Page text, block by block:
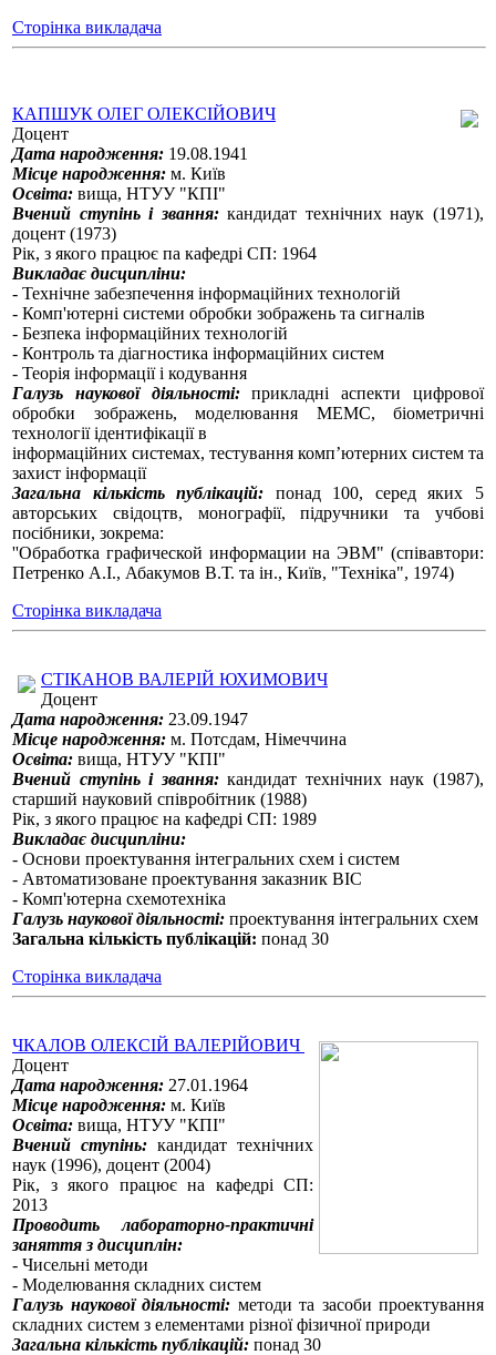
Сторінка викладача
КАПШУК ОЛЕГ ОЛЕКСІЙОВИЧ
Доцент
Дата народження: 19.08.1941
Місце народження: м. Київ
Освіта: вища, НТУУ "КПІ"
Вчений ступінь і звання:кандидат технічних наук (1971),
доцент (1973)
Рік, з якого працює па кафедрі СП: 1964
Викладає дисципліни:
- Технічне забезпечення інформаційних технологій
- Комп'ютерні системи обробки зображень та сигналів
- Безпека інформаційних технологій
- Контроль та діагностика інформаційних систем
- Теорія інформації і кодування
Галузь наукової діяльності:прикладні аспекти цифрової
обробки зображень, моделювання МЕМС, біометричні
технології ідентифікації в
інформаційних системах, тестування комп’ютерних систем та
захист інформації
Загальна кількість публікацій: понад 100, серед яких 5
авторських свідоцтв, монографії, підручники та учбові
посібники, зокрема:
''Обработка графической информации на ЭВМ" (співавтори:
Петренко А.І., Абакумов В.Т. та ін., Київ, "Техніка", 1974)
Сторінка викладача
СТІКАНОВ ВАЛЕРІЙ ЮХИМОВИЧ
Доцент
Дата народження: 23.09.1947
Місце народження: м. Потсдам, Німеччина
Освіта: вища, НТУУ "КПІ"
Вчений ступінь і звання:кандидат технічних наук (1987),
старший науковий співробітник (1988)
Рік, з якого працює на кафедрі СП: 1989
Викладає дисципліни:
- Основи проектування інтегральних схем і систем
- Автоматизоване проектування заказник ВІС
- Комп'ютерна схемотехніка
Галузь наукової діяльності: проектування інтегральних схем
Загальна кількість публікацій: понад 30
Сторінка викладача
ЧКАЛОВ ОЛЕКСІЙ ВАЛЕРІЙОВИЧ
Доцент
Дата народження: 27.01.1964
Місце народження: м. Київ
Освіта: вища, НТУУ "КПІ"
Вчений ступінь: кандидат технічних
наук (1996), доцент (2004)
Рік, з якого працює на кафедрі СП:
2013
Проводить лабораторно-практичні
заняття з дисциплін:
- Чисельні методи
- Моделювання складних систем
Галузь наукової діяльності: методи та засоби проектування
складних систем з елементами різної фізичної природи
Загальна кількість публікацій: понад 30